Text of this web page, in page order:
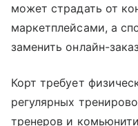
может страдать от
маркетплейсами, а
заменить онлайн-
Корт требует
регулярных
тренеров и